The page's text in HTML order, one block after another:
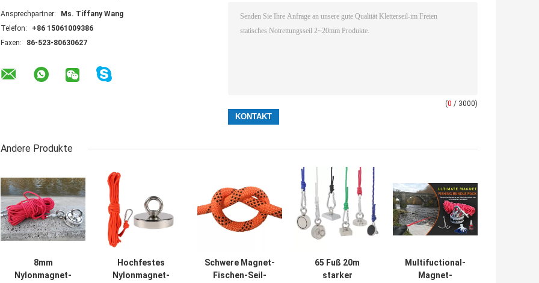
Ansprechpartner:
Ms. Tiffany Wang
Telefon:
+86 15061009386
Faxen:
86-523-80630627
(0 / 3000)
Andere Produkte
8mm
Nylonmagnet-
Hochfestes
Nylonmagnet-
Schwere Magnet-
Fischen-Seil-
65 Fuß 20m
starker
Multifuctional-
Magnet-